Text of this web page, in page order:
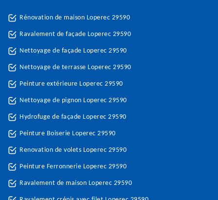
Rénovation de maison Loperec 29590
Ravalement de façade Loperec 29590
Nettoyage de façade Loperec 29590
Nettoyage de terrasse Loperec 29590
Peinture extérieure Loperec 29590
Nettoyage de pignon Loperec 29590
Hydrofuge de façade Loperec 29590
Peinture Boiserie Loperec 29590
Renovation de volets Loperec 29590
Peinture Ferronnerie Loperec 29590
Ravalement de maison Loperec 29590